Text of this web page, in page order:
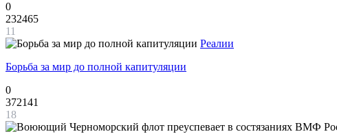
0
232465
11
Реалии
Борьба за мир до полной капитуляции
0
372141
18